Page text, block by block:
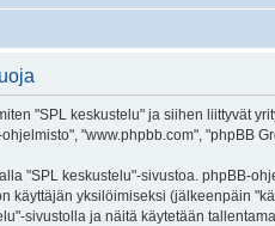
"SPL keskustelu" ja siihen liittyvät
"www.phpbb.com", "phpBB
"SPL keskustelu"-sivustoa. phpBB-
käyttäjän yksilöimiseksi (jälkeenpäin
sivustolla ja näitä käytetään